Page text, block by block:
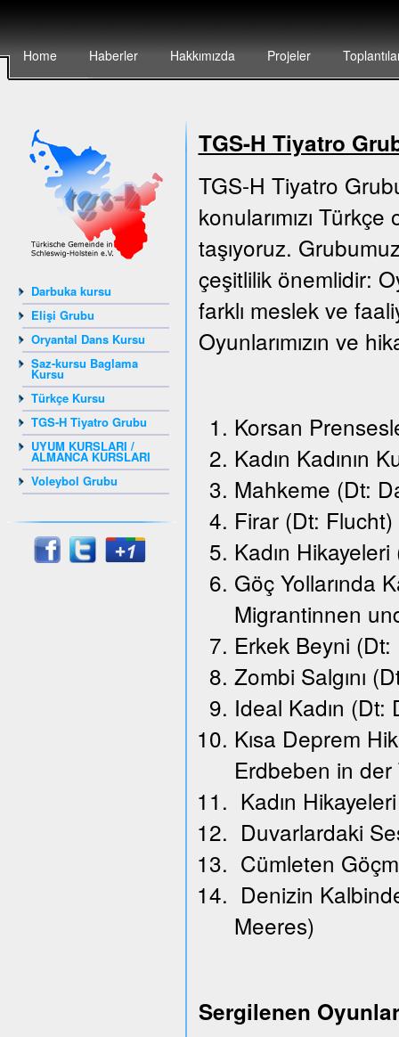
Home Haberler Hakkımızda Projeler
Darbuka kursu
Elişi Grubu
Oryantal Dans Kursu
Saz-kursu Baglama
Kursu
Türkçe Kursu
TGS-H Tiyatro Grubu
UYUM KURSLARI /
ALMANCA KURSLARI
Voleybol Grubu
TGS-H Tiyatro
TGS-H Tiyatro
konularımızı
taşıyoruz.
çeşitlilik önemlidir:
farklı meslek ve
Oyunlarımızın ve
Korsan
Kadın Kadının
Mahkeme (Dt:
Firar (Dt: Flucht)
Kadın
Göç Yollarında
Migrantinnen
Erkek Beyni
Zombi Salgını
Ideal Kadın
Kısa Deprem
Erdbeben in
Kadın
Duvarlardaki
Cümleten
Denizin
Meeres)
Sergilenen Oyunlar